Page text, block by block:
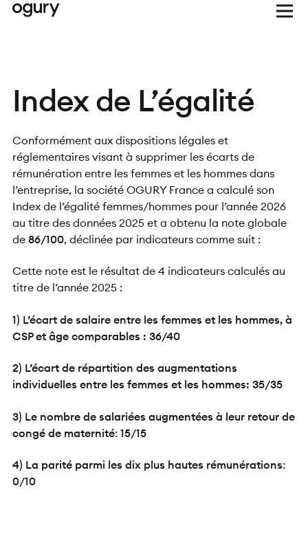
Index de L’égalité
Conformément aux dispositions légales et
réglementaires visant à supprimer les écarts de
rémunération entre les femmes et les hommes dans
l’entreprise, la société OGURY France a calculé son
Index de l’égalité femmes/hommes pour l’année 2026
au titre des données 2025 et a obtenu la note globale
de 86/100, déclinée par indicateurs comme suit :
Cette note est le résultat de 4 indicateurs calculés au
titre de l’année 2025 :
1) L’écart de salaire entre les femmes et les hommes, à
CSP et âge comparables : 36/40
2) L’écart de répartition des augmentations
individuelles entre les femmes et les hommes: 35/35
3) Le nombre de salariées augmentées à leur retour de
congé de maternité: 15/15
4) La parité parmi les dix plus hautes rémunérations:
0/10